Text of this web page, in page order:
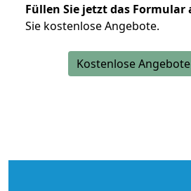
Füllen Sie jetzt das Formular
Sie kostenlose Angebote.
Kostenlose